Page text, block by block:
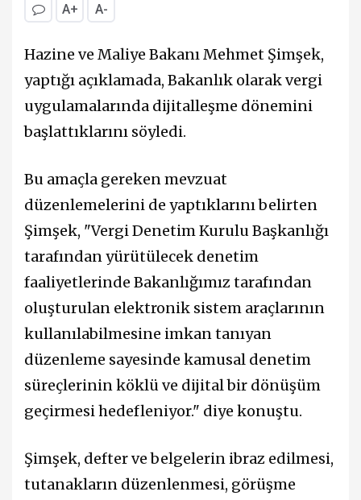
A+ A-
Hazine ve Maliye Bakanı Mehmet Şimşek,
yaptığı açıklamada, Bakanlık olarak vergi
uygulamalarında dijitalleşme dönemini
başlattıklarını söyledi.
Bu amaçla gereken mevzuat
düzenlemelerini de yaptıklarını belirten
Şimşek, "Vergi Denetim Kurulu Başkanlığı
tarafından yürütülecek denetim
faaliyetlerinde Bakanlığımız tarafından
oluşturulan elektronik sistem araçlarının
kullanılabilmesine imkan tanıyan
düzenleme sayesinde kamusal denetim
süreçlerinin köklü ve dijital bir dönüşüm
geçirmesi hedefleniyor." diye konuştu.
Şimşek, defter ve belgelerin ibraz edilmesi,
tutanakların düzenlenmesi, görüşme